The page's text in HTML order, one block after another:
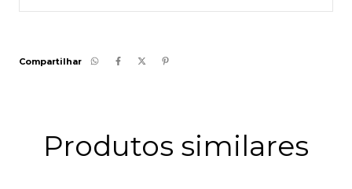
Compartilhar
Produtos similares